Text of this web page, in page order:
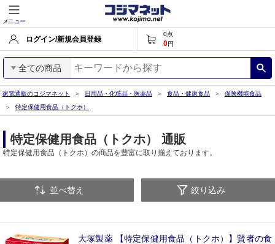
メニュー
ログイン/新規会員登録
0点
0円
全ての商品
家電通販のコジマネット 日用品・化粧品・医薬品 食品・健康食品
保険機能食品
特定保健用食品（トクホ）
特定保健用食品（トクホ） 通販
特定保健用食品（トクホ）の商品を豊富に取り揃えております。
並べ替え 絞り込み
大塚製薬 【特定保健用食品（トクホ）】賢者の食